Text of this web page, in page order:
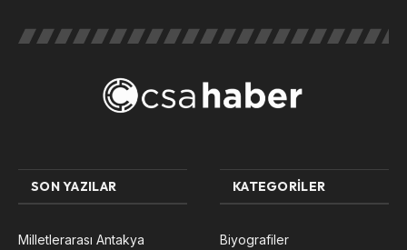
SON YAZILAR
Milletlerarası Antakya
KATEGORILER
Biyografiler